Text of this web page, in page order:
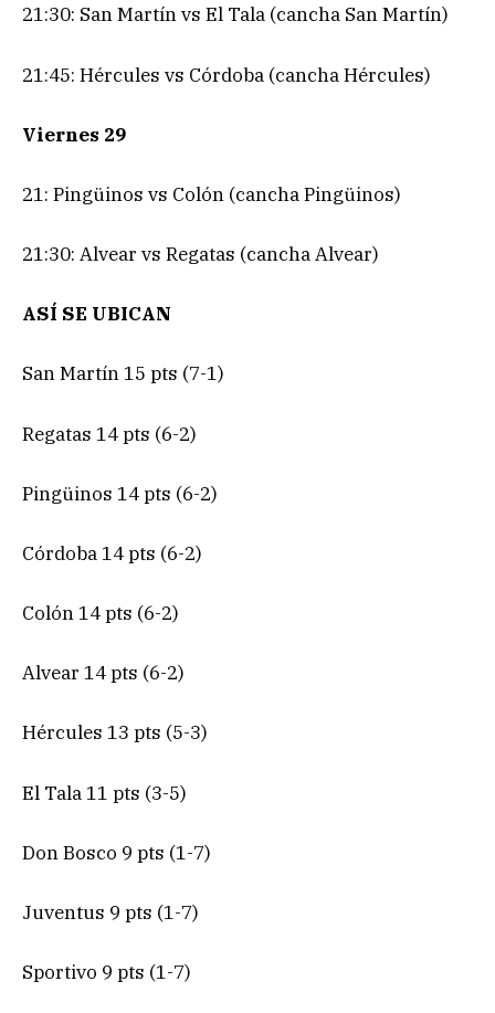
21:30: San Martín vs El Tala (cancha San Martín)
21:45: Hércules vs Córdoba (cancha Hércules)
Viernes 29
21: Pingüinos vs Colón (cancha Pingüinos)
21:30: Alvear vs Regatas (cancha Alvear)
ASÍ SE UBICAN
San Martín 15 pts (7-1)
Regatas 14 pts (6-2)
Pingüinos 14 pts (6-2)
Córdoba 14 pts (6-2)
Colón 14 pts (6-2)
Alvear 14 pts (6-2)
Hércules 13 pts (5-3)
El Tala 11 pts (3-5)
Don Bosco 9 pts (1-7)
Juventus 9 pts (1-7)
Sportivo 9 pts (1-7)